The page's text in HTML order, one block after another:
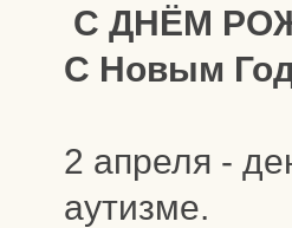
С ДНЁМ
С Новым
2 апреля -
аутизме.